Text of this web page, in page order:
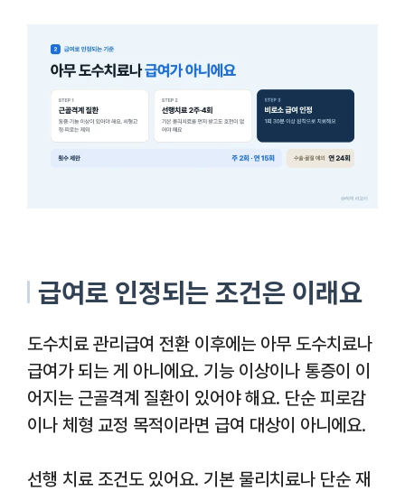
급여로 인정되는 조건은 이래요
도수치료 관리급여 전환 이후에는 아무 도수치료나
급여가 되는 게 아니에요. 기능 이상이나 통증이 이
어지는 근골격계 질환이 있어야 해요. 단순 피로감
이나 체형 교정 목적이라면 급여 대상이 아니에요.
선행 치료 조건도 있어요. 기본 물리치료나 단순 재